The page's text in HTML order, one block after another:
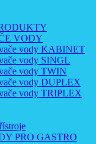
VODY
vody KABINET
vody SINGL
vody TWIN
vody DUPLEX
vody TRIPLEX
PRO GASTRO